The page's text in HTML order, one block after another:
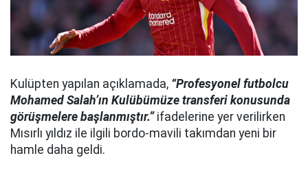
Kulüpten yapılan açıklamada, “Profesyonel futbolcu
Mohamed Salah’ın Kulübümüze transferi konusunda
görüşmelere başlanmıştır.”ifadelerine yer verilirken
Mısırlı yıldız ile ilgili bordo-mavili takımdan yeni bir
hamle daha geldi.